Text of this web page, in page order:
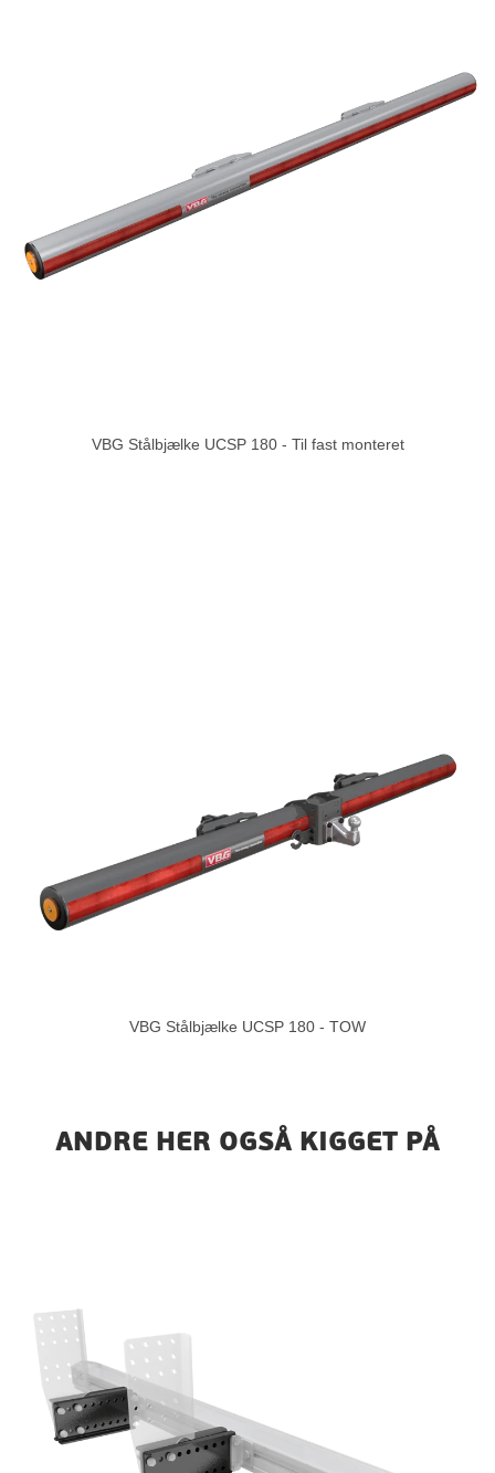
VBG Stålbjælke UCSP 180 - Til fast monteret
VBG Stålbjælke UCSP 180 - TOW
ANDRE HER OGSÅ KIGGET PÅ